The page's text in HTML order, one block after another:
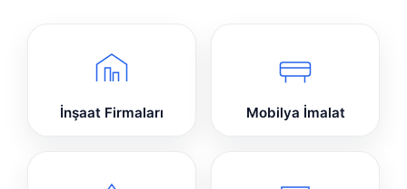
İnşaat Firmaları Mobilya İmalat